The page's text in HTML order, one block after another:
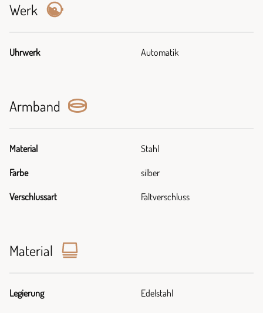
Werk
Uhrwerk Automatik
Armband
Material Stahl
Farbe silber
Verschlussart Faltverschluss
Material
Legierung Edelstahl